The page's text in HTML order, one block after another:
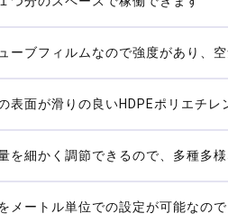
ーブフィルムなので強度があり、
表面が滑りの良いHDPEポリエチ
を細かく調節できるので、多種多
メートル単位での設定が可能なの